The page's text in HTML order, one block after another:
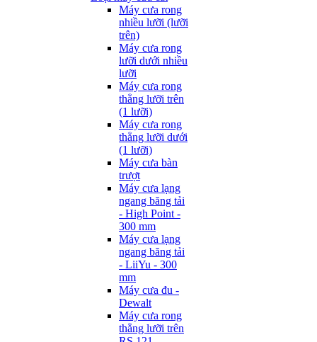
Máy cưa rong
nhiều lưỡi (lưỡi
trên)
Máy cưa rong
lưỡi dưới nhiều
lưỡi
Máy cưa rong
thẳng lưỡi trên
(1 lưỡi)
Máy cưa rong
thẳng lưỡi dưới
(1 lưỡi)
Máy cưa bàn
trượt
Máy cưa lạng
ngang băng tải
- High Point -
300 mm
Máy cưa lạng
ngang băng tải
- LiiYu - 300
mm
Máy cưa đu -
Dewalt
Máy cưa rong
thẳng lưỡi trên